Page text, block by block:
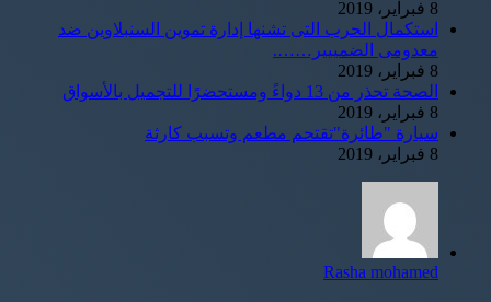
8 فبراير، 2019
استكمال الحرب التى تشنها إدارة تموين السنبلاوين ضد
معدومى الضمييير…….
8 فبراير، 2019
الصحة تحذر من 13 دواءً ومستحضرًا للتجميل بالأسواق
8 فبراير، 2019
سيارة "طائرة"تقتحم مطعم وتسبب كارثة
8 فبراير، 2019
Rasha mohamed